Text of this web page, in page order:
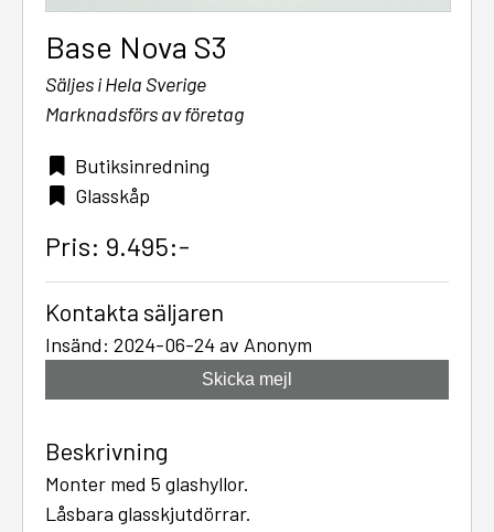
Base Nova S3
Säljes i Hela Sverige
Marknadsförs av företag
Butiksinredning
Glasskåp
Pris: 9.495:-
Kontakta säljaren
Insänd: 2024-06-24 av Anonym
Skicka mejl
Beskrivning
Monter med 5 glashyllor.
Låsbara glasskjutdörrar.